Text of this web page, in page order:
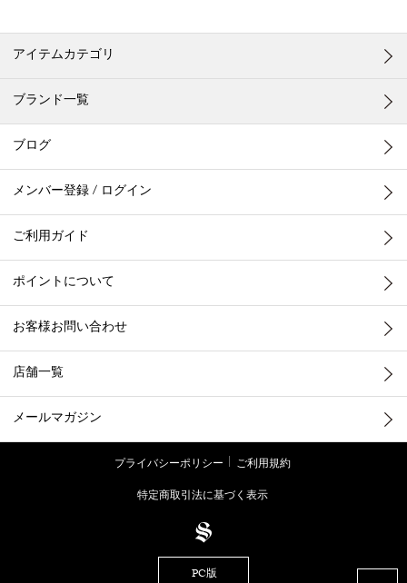
アイテムカテゴリ
ブランド一覧
ブログ
メンバー登録 / ログイン
ご利用ガイド
ポイントについて
お客様お問い合わせ
店舗一覧
メールマガジン
プライバシーポリシー
ご利用規約
特定商取引法に基づく表示
PC版